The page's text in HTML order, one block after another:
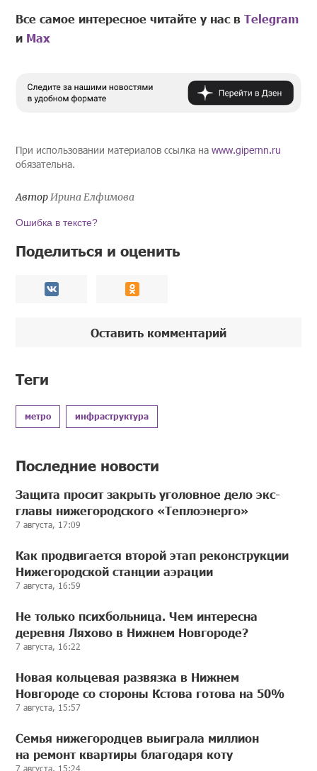
Все самое интересное читайте у нас вTelegram
и Mах
При использовании материалов ссылка наwww.gipernn.ru
обязательна.
АвторИрина Елфимова
Ошибка в тексте?
Поделиться и оценить
Оставить комментарий
Теги
метро инфраструктура
Последние новости
Защита просит закрыть уголовное дело экс-
главы нижегородского «Теплоэнерго»
7 августа, 17:09
Как продвигается второй этап реконструкции
Нижегородской станции аэрации
7 августа, 16:59
Не только психбольница. Чем интересна
деревня Ляхово в Нижнем Новгороде?
7 августа, 16:22
Новая кольцевая развязка в Нижнем
Новгороде со стороны Кстова готова на 50%
7 августа, 15:57
Семья нижегородцев выиграла миллион
на ремонт квартиры благодаря коту
7 августа, 15:24